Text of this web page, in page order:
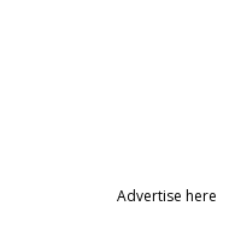
Advertise here